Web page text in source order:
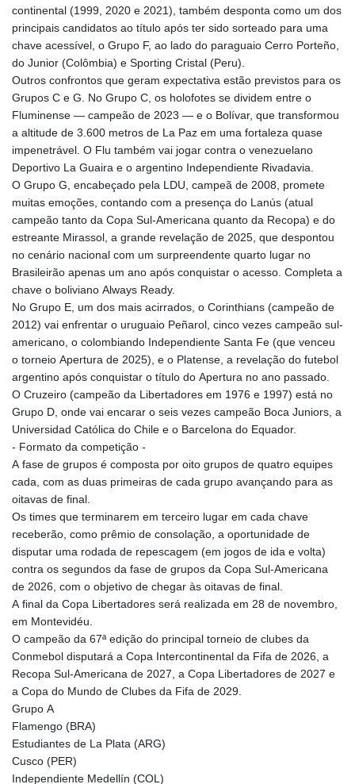
continental (1999, 2020 e 2021), também desponta como um dos
principais candidatos ao título após ter sido sorteado para uma
chave acessível, o Grupo F, ao lado do paraguaio Cerro Porteño,
do Junior (Colômbia) e Sporting Cristal (Peru).
Outros confrontos que geram expectativa estão previstos para os
Grupos C e G. No Grupo C, os holofotes se dividem entre o
Fluminense — campeão de 2023 — e o Bolívar, que transformou
a altitude de 3.600 metros de La Paz em uma fortaleza quase
impenetrável. O Flu também vai jogar contra o venezuelano
Deportivo La Guaira e o argentino Independiente Rivadavia.
O Grupo G, encabeçado pela LDU, campeã de 2008, promete
muitas emoções, contando com a presença do Lanús (atual
campeão tanto da Copa Sul-Americana quanto da Recopa) e do
estreante Mirassol, a grande revelação de 2025, que despontou
no cenário nacional com um surpreendente quarto lugar no
Brasileirão apenas um ano após conquistar o acesso. Completa a
chave o boliviano Always Ready.
No Grupo E, um dos mais acirrados, o Corinthians (campeão de
2012) vai enfrentar o uruguaio Peñarol, cinco vezes campeão sul-
americano, o colombiando Independiente Santa Fe (que venceu
o torneio Apertura de 2025), e o Platense, a revelação do futebol
argentino após conquistar o título do Apertura no ano passado.
O Cruzeiro (campeão da Libertadores em 1976 e 1997) está no
Grupo D, onde vai encarar o seis vezes campeão Boca Juniors, a
Universidad Católica do Chile e o Barcelona do Equador.
- Formato da competição -
A fase de grupos é composta por oito grupos de quatro equipes
cada, com as duas primeiras de cada grupo avançando para as
oitavas de final.
Os times que terminarem em terceiro lugar em cada chave
receberão, como prêmio de consolação, a oportunidade de
disputar uma rodada de repescagem (em jogos de ida e volta)
contra os segundos da fase de grupos da Copa Sul-Americana
de 2026, com o objetivo de chegar às oitavas de final.
A final da Copa Libertadores será realizada em 28 de novembro,
em Montevidéu.
O campeão da 67ª edição do principal torneio de clubes da
Conmebol disputará a Copa Intercontinental da Fifa de 2026, a
Recopa Sul-Americana de 2027, a Copa Libertadores de 2027 e
a Copa do Mundo de Clubes da Fifa de 2029.
Grupo A
Flamengo (BRA)
Estudiantes de La Plata (ARG)
Cusco (PER)
Independiente Medellín (COL)